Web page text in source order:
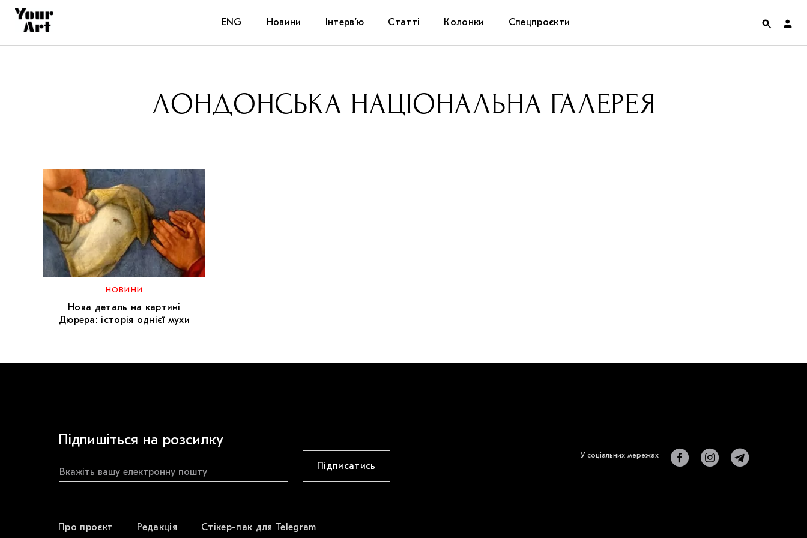
ENG Новини Інтерв’ю Статті Колонки Спецпроєкти
Маріупольські маргіналії
ЛОНДОНСЬКА НАЦІОНАЛЬНА ГАЛЕРЕЯ
НОВИНИ
Нова деталь на картині
Дюрера: історія однієї мухи
Підпишіться на розсилку
Підписатись
Про проєкт Редакція Стікер-пак для Telegram
У соціальних мережах